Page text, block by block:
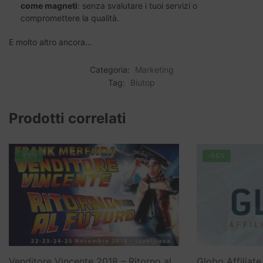
come magneti: senza svalutare i tuoi servizi o
compromettere la qualità.
E molto altro ancora…
Categoria:
Marketing
Tag:
Biutop
Prodotti correlati
-88% -96%